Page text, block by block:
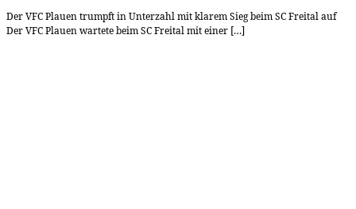
Der VFC Plauen trumpft in Unterzahl mit klarem Sieg beim SC Freital auf
Der VFC Plauen wartete beim SC Freital mit einer […]